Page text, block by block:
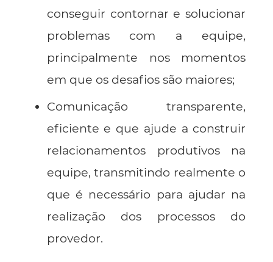
conseguir contornar e solucionar
problemas com a equipe,
principalmente nos momentos
em que os desafios são maiores;
Comunicação transparente,
eficiente e que ajude a construir
relacionamentos produtivos na
equipe, transmitindo realmente o
que é necessário para ajudar na
realização dos processos do
provedor.